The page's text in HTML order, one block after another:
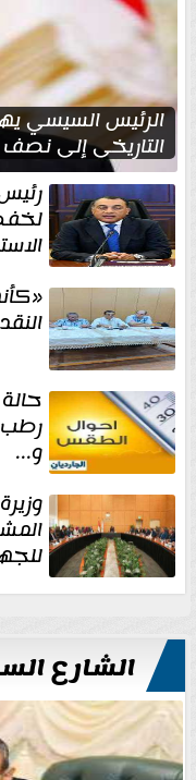
الرئيس السيسي
التاريخي إلى
رطب
و...
الشارع